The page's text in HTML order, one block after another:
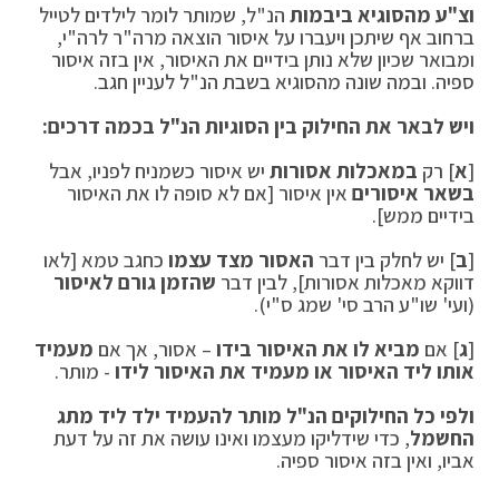
וצ"ע מהסוגיא ביבמות הנ"ל, שמותר לומר לילדים לטייל
ברחוב אף שיתכן ויעברו על איסור הוצאה מרה"ר לרה"י,
ומבואר שכיון שלא נותן בידיים את האיסור, אין בזה איסור
ספיה. ובמה שונה מהסוגיא בשבת הנ"ל לעניין חגב.
ויש לבאר את החילוק בין הסוגיות הנ"ל בכמה דרכים:
[א] רק במאכלות אסורות יש איסור כשמניח לפניו, אבל
בשאר איסורים אין איסור [אם לא סופה לו את האיסור
בידיים ממש].
[ב] יש לחלק בין דבר האסור מצד עצמו כחגב טמא [לאו
דווקא מאכלות אסורות], לבין דבר שהזמן גורם לאיסור
(ועי' שו"ע הרב סי' שמג ס"י).
[ג] אם מביא לו את האיסור בידו – אסור, אך אם מעמיד
אותו ליד האיסור או מעמיד את האיסור לידו - מותר.
ולפי כל החילוקים הנ"ל מותר להעמיד ילד ליד מתג
החשמל, כדי שידליקו מעצמו ואינו עושה את זה על דעת
אביו, ואין בזה איסור ספיה.